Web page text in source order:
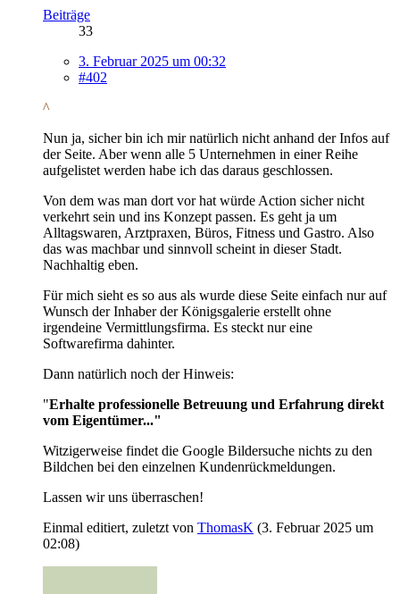
Beiträge
33
3. Februar 2025 um 00:32
#402
^
Nun ja, sicher bin ich mir natürlich nicht anhand der Infos auf
der Seite. Aber wenn alle 5 Unternehmen in einer Reihe
aufgelistet werden habe ich das daraus geschlossen.
Von dem was man dort vor hat würde Action sicher nicht
verkehrt sein und ins Konzept passen. Es geht ja um
Alltagswaren, Arztpraxen, Büros, Fitness und Gastro. Also
das was machbar und sinnvoll scheint in dieser Stadt.
Nachhaltig eben.
Für mich sieht es so aus als wurde diese Seite einfach nur auf
Wunsch der Inhaber der Königsgalerie erstellt ohne
irgendeine Vermittlungsfirma. Es steckt nur eine
Softwarefirma dahinter.
Dann natürlich noch der Hinweis:
"Erhalte professionelle Betreuung und Erfahrung direkt
vom Eigentümer..."
Witzigerweise findet die Google Bildersuche nichts zu den
Bildchen bei den einzelnen Kundenrückmeldungen.
Lassen wir uns überraschen!
Einmal editiert, zuletzt von ThomasK (3. Februar 2025 um
02:08)